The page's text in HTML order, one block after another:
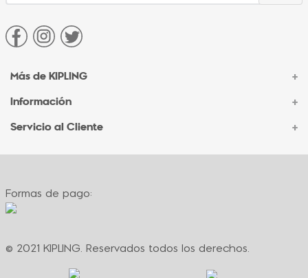
Más de KIPLING +
Acerca de Kipling
Sucursales
Información +
Contacto Corporativo
Formas de pago
Servicio al Cliente +
Contacto
Políticas de cambio
Términos y condiciones de promociones
Política de privacidad
Formas de pago:
© 2021 KIPLING. Reservados todos los derechos.